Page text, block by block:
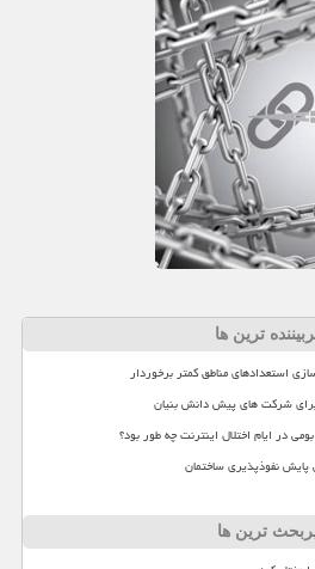
ترین ها
استعدادهای مناطق کمتر برخوردار
شرکت های پیش دانش بنیان
در ایام اختلال اینترنت چه طور بود؟
پایش نفوذپذیری ساختمان
ترین ها